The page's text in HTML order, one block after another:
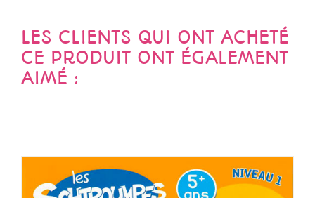
LES CLIENTS QUI ONT ACHETÉ
CE PRODUIT ONT ÉGALEMENT
AIMÉ :